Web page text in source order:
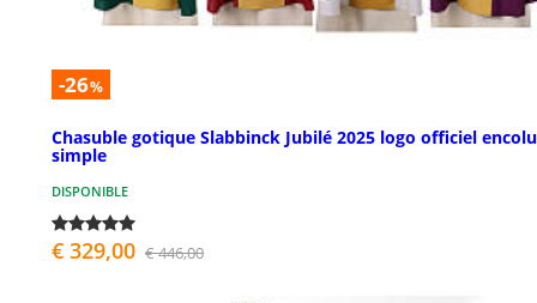
-26%
Chasuble gotique Slabbinck Jubilé 2025 logo officiel
simple
DISPONIBLE
€ 329,00 € 446,00